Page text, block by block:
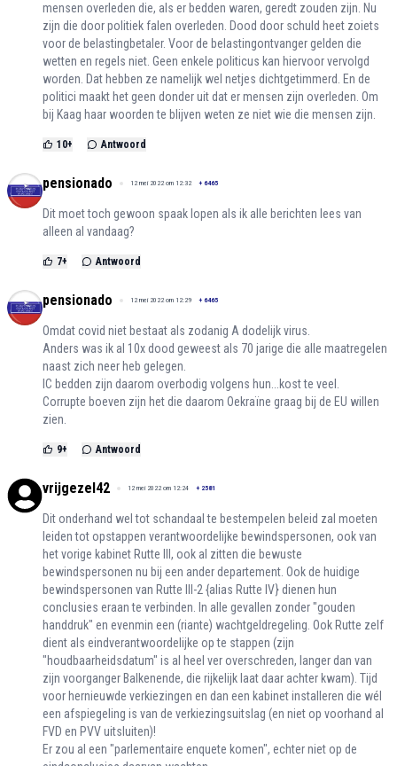
mensen overleden die, als er bedden waren, geredt zouden zijn. Nu
zijn die door politiek falen overleden. Dood door schuld heet zoiets
voor de belastingbetaler. Voor de belastingontvanger gelden die
wetten en regels niet. Geen enkele politicus kan hiervoor vervolgd
worden. Dat hebben ze namelijk wel netjes dichtgetimmerd. En de
politici maakt het geen donder uit dat er mensen zijn overleden. Om
bij Kaag haar woorden te blijven weten ze niet wie die mensen zijn.
10+ Antwoord
pensionado 12 mei 2022 om 12:32 + 6465
Dit moet toch gewoon spaak lopen als ik alle berichten lees van
alleen al vandaag?
7+ Antwoord
pensionado 12 mei 2022 om 12:29 + 6465
Omdat covid niet bestaat als zodanig A dodelijk virus.
Anders was ik al 10x dood geweest als 70 jarige die alle maatregelen
naast zich neer heb gelegen.
IC bedden zijn daarom overbodig volgens hun...kost te veel.
Corrupte boeven zijn het die daarom Oekraïne graag bij de EU willen
zien.
9+ Antwoord
vrijgezel42 12 mei 2022 om 12:24 + 2581
Dit onderhand wel tot schandaal te bestempelen beleid zal moeten
leiden tot opstappen verantwoordelijke bewindspersonen, ook van
het vorige kabinet Rutte III, ook al zitten die bewuste
bewindspersonen nu bij een ander departement. Ook de huidige
bewindspersonen van Rutte III-2 {alias Rutte IV} dienen hun
conclusies eraan te verbinden. In alle gevallen zonder "gouden
handdruk" en evenmin een (riante) wachtgeldregeling. Ook Rutte zelf
dient als eindverantwoordelijke op te stappen (zijn
"houdbaarheidsdatum" is al heel ver overschreden, langer dan van
zijn voorganger Balkenende, die rijkelijk laat daar achter kwam). Tijd
voor hernieuwde verkiezingen en dan een kabinet installeren die wél
een afspiegeling is van de verkiezingsuitslag (en niet op voorhand al
FVD en PVV uitsluiten)!
Er zou al een "parlementaire enquete komen", echter niet op de